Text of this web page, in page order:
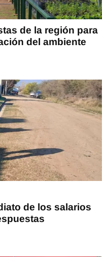
de la región para
del ambiente
de los salarios